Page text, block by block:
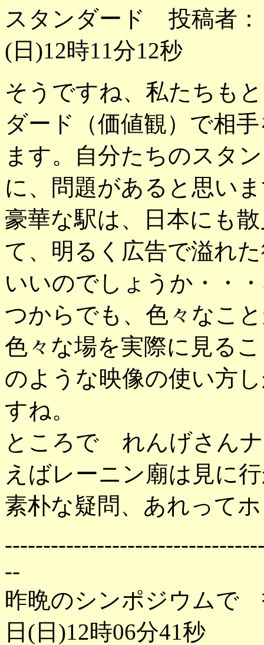
スタンダード 投稿者
(日)12時11分12秒
そうですね、私たちも
ダード（価値観）で相
ます。自分たちのスタ
に、問題があると思い
豪華な駅は、日本にも
て、明るく広告で溢れ
いいのでしょうか・・
つからでも、色々なこ
色々な場を実際に見る
のような映像の使い方
すね。
ところで れんげさん
えばレーニン廟は見に
素朴な疑問、あれって
--
昨晩のシンポジウムで
日(日)12時06分41秒